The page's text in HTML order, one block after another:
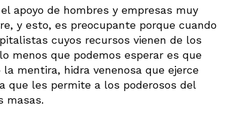
apoyo de hombres y empresas muy
y esto, es preocupante porque cuando
cuyos recursos vienen de los
menos que podemos esperar es que
mentira, hidra venenosa que ejerce
que les permite a los poderosos del
masas.